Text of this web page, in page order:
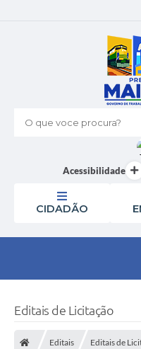
O que voce procura?
Acessibilidade
CIDADÃO
Editais de Licitação
Editais Editais de